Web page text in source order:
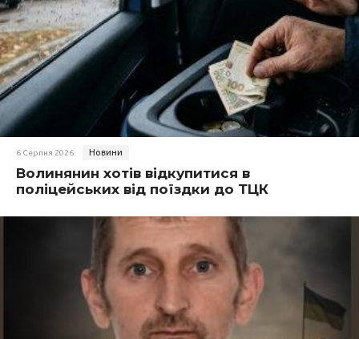
6 Серпня 2026 Новини
Волинянин хотів відкупитися в
поліцейських від поїздки до ТЦК